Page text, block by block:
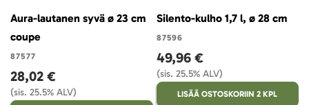
Aura-lautanen syvä ø 23 cm
coupe
87577
28,02 €
(sis. 25.5% ALV)
Silento-kulho 1,7 l, ø 28 cm
87596
49,96 €
(sis. 25.5% ALV)
LISÄÄ OSTOSKORIIN 2 KPL